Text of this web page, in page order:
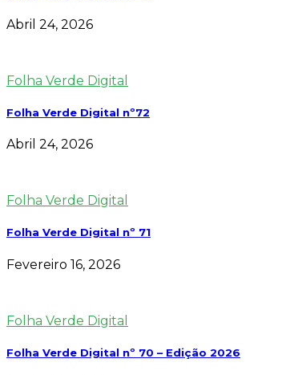
Abril 24, 2026
Folha Verde Digital
Folha Verde Digital nº72
Abril 24, 2026
Folha Verde Digital
Folha Verde Digital nº 71
Fevereiro 16, 2026
Folha Verde Digital
Folha Verde Digital nº 70 – Edição 2026